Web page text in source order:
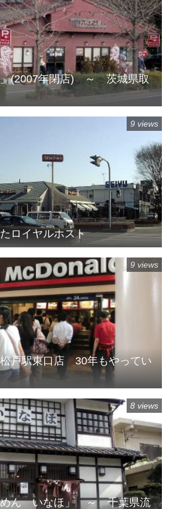
」(2007年閉店) ～ 茨城県取
ロイヤルホスト
9 views
戸駅東口店 30年もやってい
9 views
めん いなほ」 ～ 千葉県流
8 views